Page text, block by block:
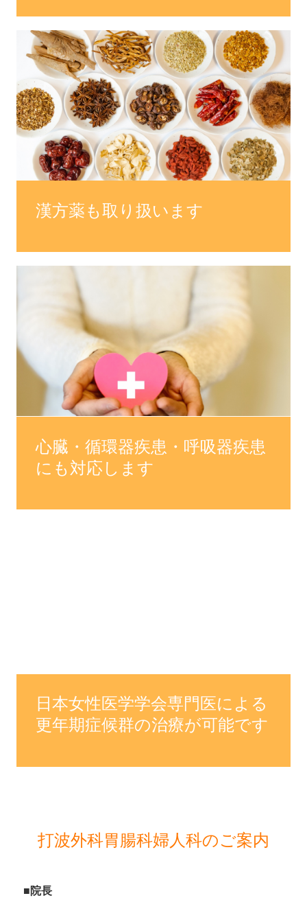
漢方薬も取り扱います
心臓・循環器疾患・呼吸器疾患
にも対応します
日本女性医学学会専門医による
更年期症候群の治療が可能です
打波外科胃腸科婦人科のご案内
■院長